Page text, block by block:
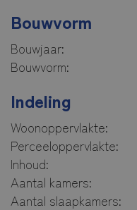
Bouwvorm
Bouwjaar:
Bouwvorm:
Indeling
Woonoppervlakte:
Perceeloppervlakte:
Inhoud:
Aantal kamers:
Aantal slaapkamers: